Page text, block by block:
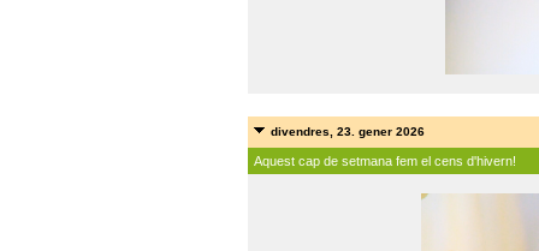
divendres, 23. gener 2026
Aquest cap de setmana fem el cens d'hivern!